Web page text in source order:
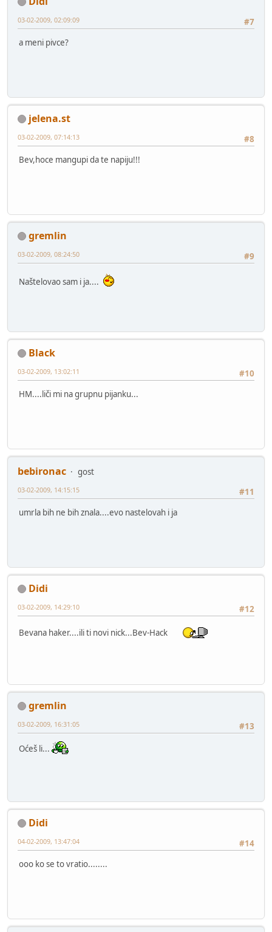
#7
03-02-2009, 02:09:09
a meni pivce?
jelena.st
#8
03-02-2009, 07:14:13
Bev,hoce mangupi da te napiju!!!
gremlin
#9
03-02-2009, 08:24:50
Naštelovao sam i ja....
Black
#10
03-02-2009, 13:02:11
HM....liči mi na grupnu pijanku...
bebironac
gost
#11
03-02-2009, 14:15:15
umrla bih ne bih znala....evo nastelovah i ja
Didi
#12
03-02-2009, 14:29:10
Bevana haker....ili ti novi nick...Bev-Hack
gremlin
#13
03-02-2009, 16:31:05
Oćeš li...
Didi
#14
04-02-2009, 13:47:04
ooo ko se to vratio........